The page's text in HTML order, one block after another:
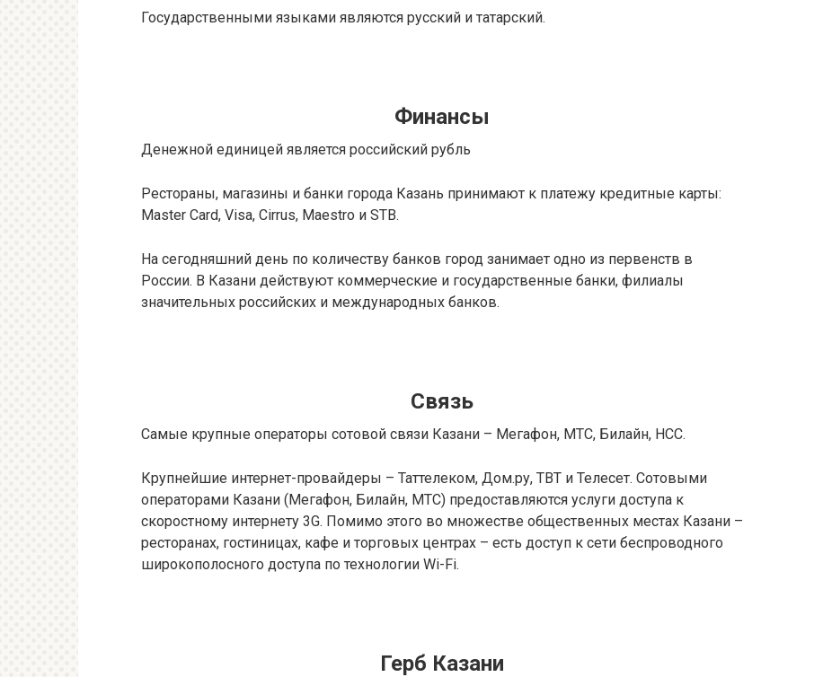
Государственными языками являются русский и татарский.
Финансы
Денежной единицей является российский рубль
Рестораны, магазины и банки города Казань принимают к платежу кредитные карты:
Master Card, Visa, Cirrus, Maestro и STB.
На сегодняшний день по количеству банков город занимает одно из первенств в
России. В Казани действуют коммерческие и государственные банки, филиалы
значительных российских и международных банков.
Связь
Самые крупные операторы сотовой связи Казани – Мегафон, МТС, Билайн, НСС.
Крупнейшие интернет-провайдеры – Таттелеком, Дом.ру, ТВТ и Телесет. Сотовыми
операторами Казани (Мегафон, Билайн, МТС) предоставляются услуги доступа к
скоростному интернету 3G. Помимо этого во множестве общественных местах Казани –
ресторанах, гостиницах, кафе и торговых центрах – есть доступ к сети беспроводного
широкополосного доступа по технологии Wi-Fi.
Герб Казани